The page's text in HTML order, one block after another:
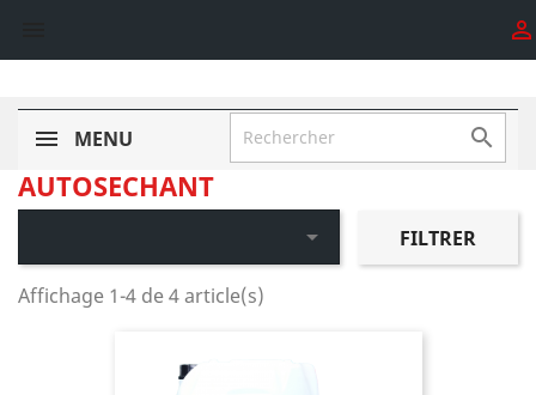

MENU 
AUTOSECHANT
 FILTRER
Affichage 1-4 de 4 article(s)